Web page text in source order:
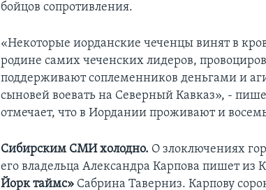
бойцов сопротивления.
«Некоторые иорданские чеченцы винят в
родине самих чеченских лидеров,
поддерживают соплеменников деньгами и
сыновей воевать на Северный Кавказ», -
отмечает, что в Иордании проживают и
Сибирским СМИ холодно. О злоключениях
его владельца Александра Карпова пишет из
Йорк таймс» Сабрина Таверниз. Карпову